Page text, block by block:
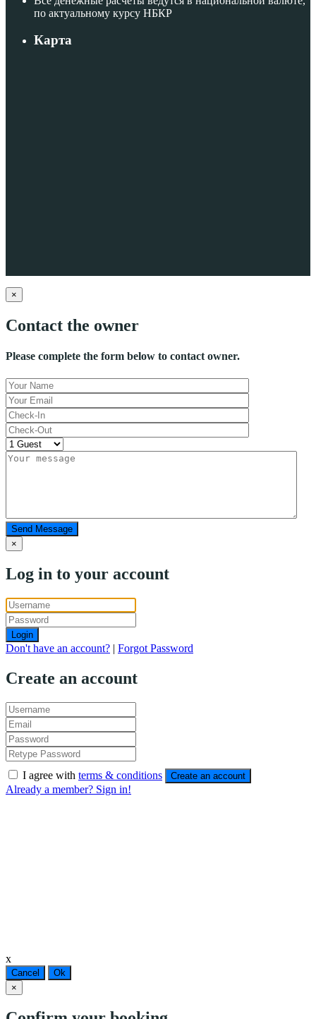
по актуальному курсу НБКР
Карта
×
Contact the owner
Please complete the form below to contact owner.
Send Message
×
Log in to your account
Login
Don't have an account? | Forgot Password
Create an account
I agree with terms & conditions Create an account
Already a member? Sign in!
x
Cancel
Ok
×